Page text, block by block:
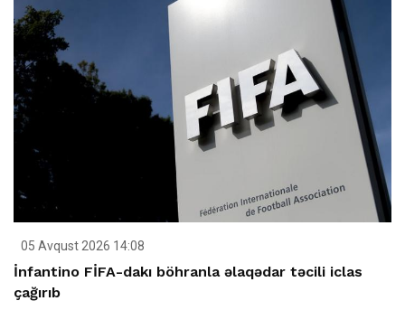
05 Avqust 2026 14:08
İnfantino FİFA-dakı böhranla əlaqədar təcili iclas
çağırıb